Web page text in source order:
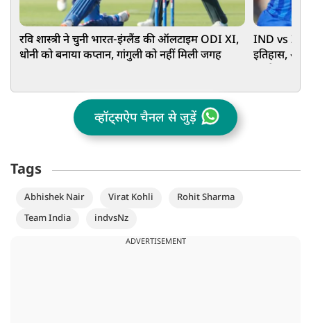
रवि शास्त्री ने चुनी भारत-इंग्लैंड की ऑलटाइम ODI XI,
धोनी को बनाया कप्तान, गांगुली को नहीं मिली जगह
IND vs
इतिहास,
व्हॉट्सऐप चैनल से जुड़ें
Tags
Abhishek Nair Virat Kohli
Rohit Sharma
Team India
indvsNz
ADVERTISEMENT